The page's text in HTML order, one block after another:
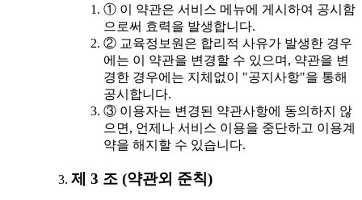
① 이 약관은 서비스 메뉴에 게시하여 공시함
으로써 효력을 발생합니다.
② 교육정보원은 합리적 사유가 발생한 경우
에는 이 약관을 변경할 수 있으며, 약관을 변
경한 경우에는 지체없이 "공지사항"을 통해
공시합니다.
③ 이용자는 변경된 약관사항에 동의하지 않
으면, 언제나 서비스 이용을 중단하고 이용계
약을 해지할 수 있습니다.
제 3 조 (약관외 준칙)